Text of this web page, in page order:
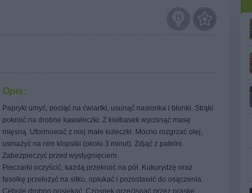
Opis:
Papryki umyć, pociąć na ćwiartki, usunąć nasionka i błonki. Strąki
pokroić na drobne kawałeczki. Z kiełbasek wycisnąć masę
mięsną. Uformować z niej małe kuleczki. Mocno rozgrzać olej,
usmażyć na nim klopsiki (około 3 minut). Zdjąć z patelni.
Zabezpieczyć przed wystygnięciem.
Pieczarki oczyścić, każdą przekroić na pół. Kukurydzę oraz
fasolkę przełożyć na sitko, opłukać i pozostawić do osączenia.
Cebulę drobno posiekać. Czosnek przecisnąć przez praskę.